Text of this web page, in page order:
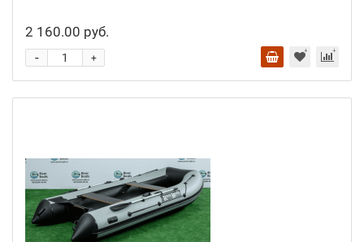
2 160.00 руб.
+
-